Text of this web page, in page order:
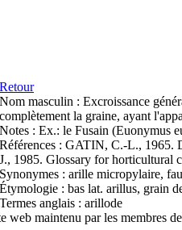
Retour
Nom masculin : Excroissance
complètement la graine, ayant
Notes : Ex.: le Fusain (Euonymus
Références : GATIN, C.-L., 1965.
J., 1985. Glossary for horticultural
Synonymes : arille micropylaire,
Étymologie : bas lat. arillus, grain
Termes anglais : arillode
web maintenu par les membres